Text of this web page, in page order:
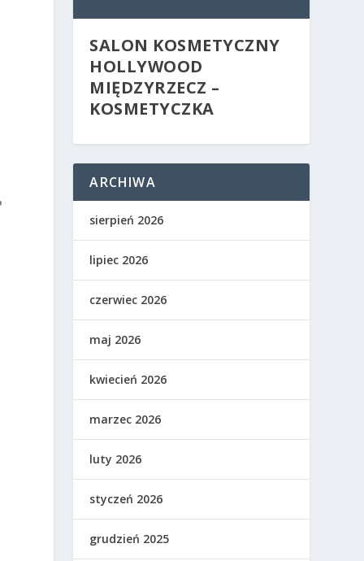
SALON KOSMETYCZNY
HOLLYWOOD
MIĘDZYRZECZ –
KOSMETYCZKA
ARCHIWA
sierpień 2026
lipiec 2026
czerwiec 2026
maj 2026
kwiecień 2026
marzec 2026
luty 2026
styczeń 2026
grudzień 2025